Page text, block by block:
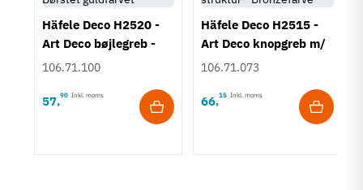
Häfele Deco H2520 -
Art Deco bøjlegreb -
Børstet guldfarvet
106.71.100
57,90 Inkl. moms
Häfele Deco H2515 -
Art Deco knopgreb m/
struktur - Bronzefarve
106.71.073
66,15 Inkl. moms